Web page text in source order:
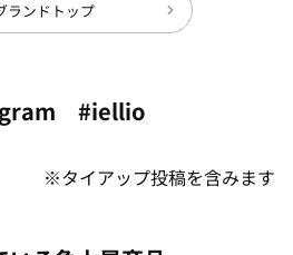
ランドトップ
#iellio
※タイアップ投稿を含みます